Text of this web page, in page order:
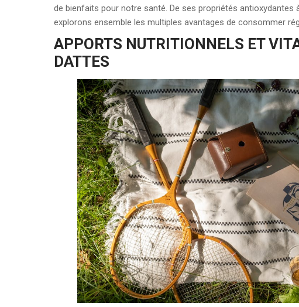
de bienfaits pour notre santé. De ses propriétés antioxydantes
explorons ensemble les multiples avantages de consommer
APPORTS NUTRITIONNELS ET
DATTES